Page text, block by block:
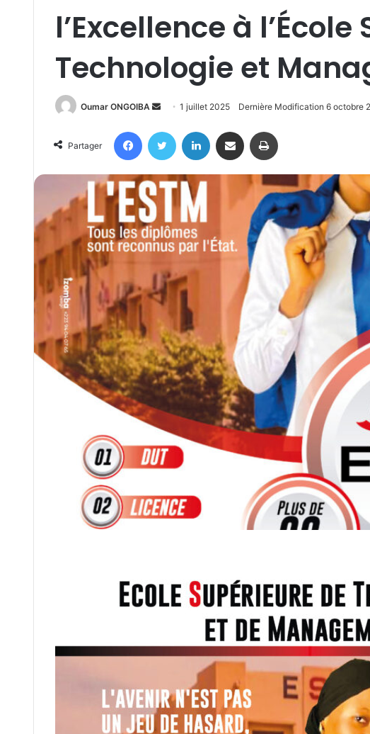
l’Excellence à
Technologie et
Oumar ONGOIBA
Send
email
1 juillet 2025 Dernière Modification 6 octobre
Partager
FacebookTwitter Linkedin Partager par email